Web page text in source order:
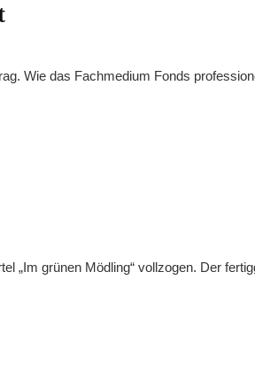
Wie das Fachmedium Fonds
„Im grünen Mödling“ vollzogen. Der